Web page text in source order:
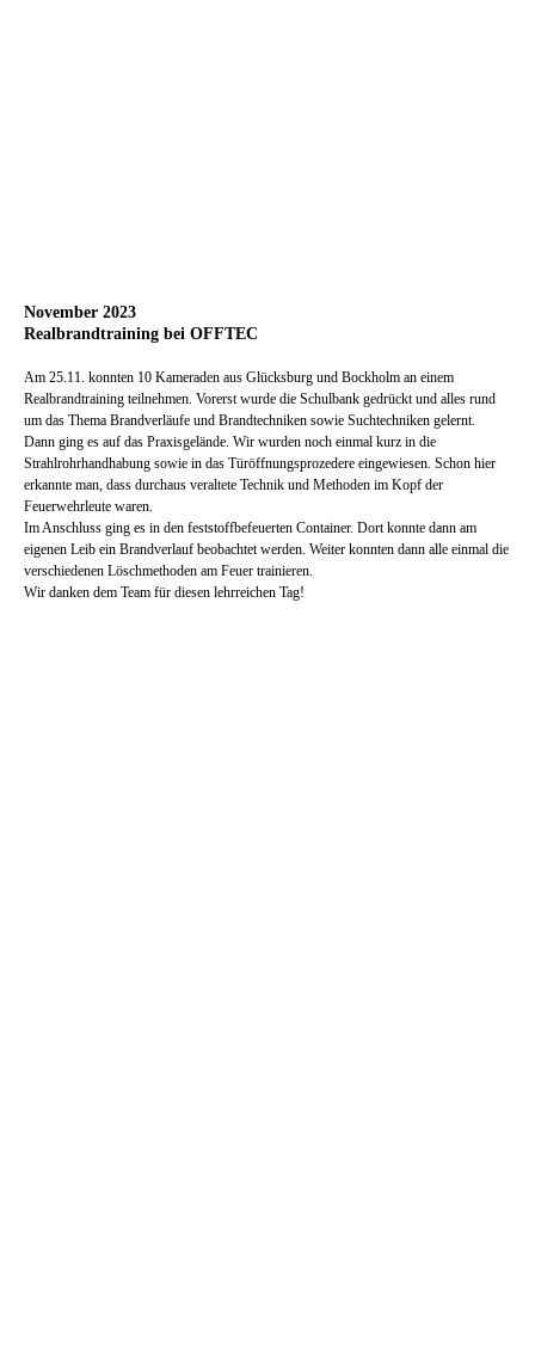
November 2023
Realbrandtraining bei OFFTEC
Am 25.11. konnten 10 Kameraden aus Glücksburg und Bockholm an einem
Realbrandtraining teilnehmen. Vorerst wurde die Schulbank gedrückt und alles rund
um das Thema Brandverläufe und Brandtechniken sowie Suchtechniken gelernt.
Dann ging es auf das Praxisgelände. Wir wurden noch einmal kurz in die
Strahlrohrhandhabung sowie in das Türöffnungsprozedere eingewiesen. Schon hier
erkannte man, dass durchaus veraltete Technik und Methoden im Kopf der
Feuerwehrleute waren.
Im Anschluss ging es in den feststoffbefeuerten Container. Dort konnte dann am
eigenen Leib ein Brandverlauf beobachtet werden. Weiter konnten dann alle einmal die
verschiedenen Löschmethoden am Feuer trainieren.
Wir danken dem Team für diesen lehrreichen Tag!